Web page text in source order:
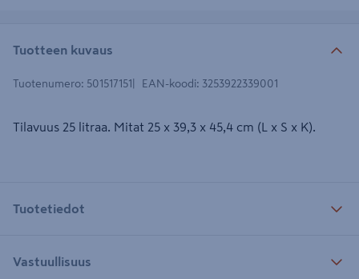
Tuotteen kuvaus
Tuotenumero: 501517151 EAN-koodi: 3253922339001
Tilavuus 25 litraa. Mitat 25 x 39,3 x 45,4 cm (L x S x K).
Tuotetiedot
Vastuullisuus